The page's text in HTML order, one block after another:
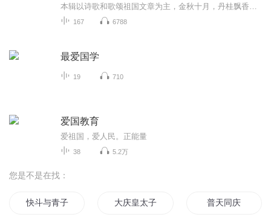
167 6788
最爱国学
19 710
爱国教育
爱祖国，爱人民。正能量
38 5.2万
您是不是在找：
快斗与青子的情人节 大庆皇太子 普天同庆